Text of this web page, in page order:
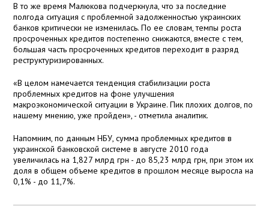
В то же время Малюкова подчеркнула, что за последние
полгода ситуация с проблемной задолженностью украинских
банков критически не изменилась. По ее словам, темпы роста
просроченных кредитов постепенно снижаются, вместе с тем,
большая часть просроченных кредитов переходит в разряд
реструктуризированных.
«В целом намечается тенденция стабилизации роста
проблемных кредитов на фоне улучшения
макроэкономической ситуации в Украине. Пик плохих долгов, по
нашему мнению, уже пройден», - отметила аналитик.
Напомним, по данным НБУ, сумма проблемных кредитов в
украинской банковской системе в августе 2010 года
увеличилась на 1,827 млрд грн - до 85,23 млрд грн, при этом их
доля в общем объеме кредитов в прошлом месяце выросла на
0,1% - до 11,7%.